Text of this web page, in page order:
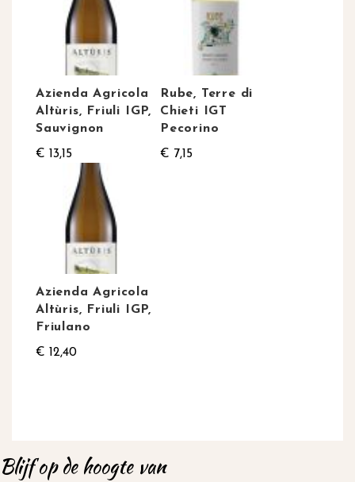
Azienda Agricola
Altùris, Friuli IGP,
Sauvignon
€ 13,15
Rube, Terre di
Chieti IGT
Pecorino
€ 7,15
Azienda Agricola
Altùris, Friuli IGP,
Friulano
€ 12,40
Blijf op de hoogte van